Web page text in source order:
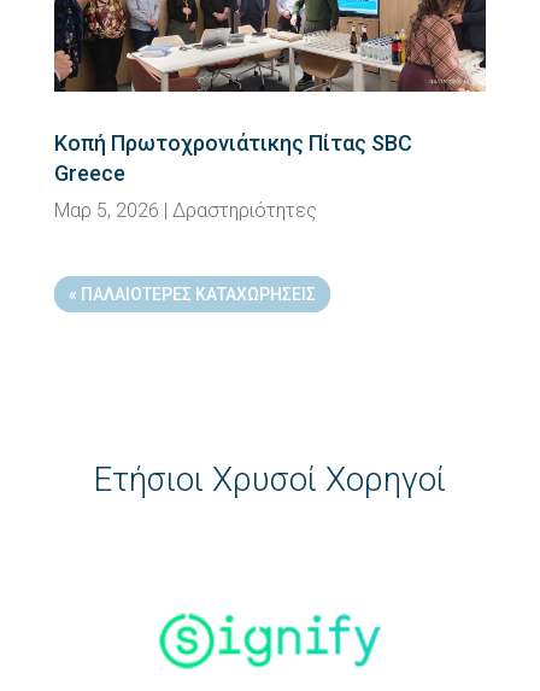
Κοπή Πρωτοχρονιάτικης Πίτας SBC
Greece
Μαρ 5, 2026 | Δραστηριότητες
« ΠΑΛΑΙΌΤΕΡΕΣ ΚΑΤΑΧΩΡΉΣΕΙΣ
Ετήσιοι Χρυσοί Χορηγοί